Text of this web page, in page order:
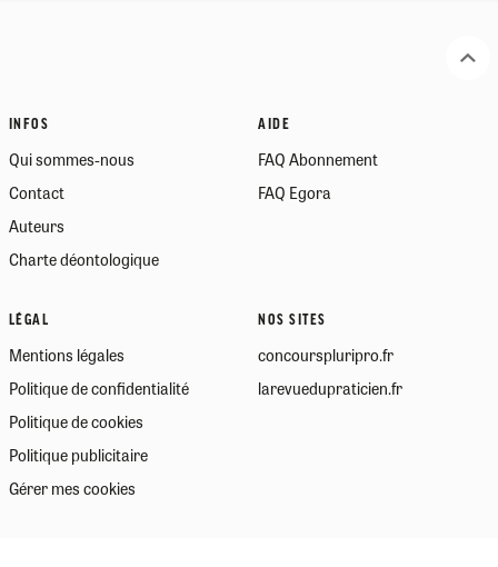
INFOS
Qui sommes-nous
Contact
Auteurs
Charte déontologique
AIDE
FAQ Abonnement
FAQ Egora
LÉGAL
Mentions légales
Politique de confidentialité
Politique de cookies
Politique publicitaire
Gérer mes cookies
NOS SITES
concourspluripro.fr
larevuedupraticien.fr